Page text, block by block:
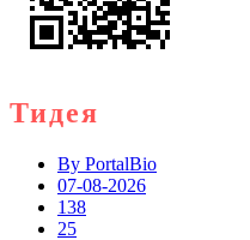
Тидея
By PortalBio
07-08-2026
138
25